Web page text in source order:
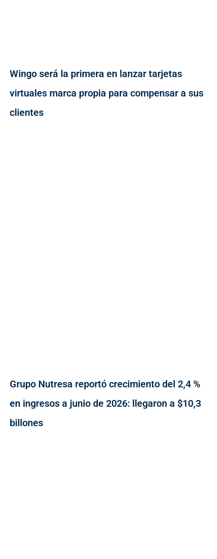
Wingo será la primera en lanzar tarjetas
virtuales marca propia para compensar a sus
clientes
Grupo Nutresa reportó crecimiento del 2,4 %
en ingresos a junio de 2026: llegaron a $10,3
billones